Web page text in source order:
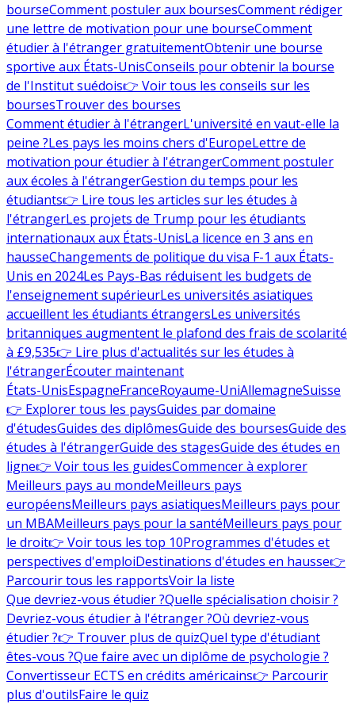
bourseComment postuler aux boursesComment rédiger
une lettre de motivation pour une bourseComment
étudier à l'étranger gratuitementObtenir une bourse
sportive aux États-UnisConseils pour obtenir la bourse
de l'Institut suédois👉 Voir tous les conseils sur les
boursesTrouver des bourses
Comment étudier à l'étrangerL'université en vaut-elle la
peine ?Les pays les moins chers d'EuropeLettre de
motivation pour étudier à l'étrangerComment postuler
aux écoles à l'étrangerGestion du temps pour les
étudiants👉 Lire tous les articles sur les études à
l'étrangerLes projets de Trump pour les étudiants
internationaux aux États-UnisLa licence en 3 ans en
hausseChangements de politique du visa F-1 aux États-
Unis en 2024Les Pays-Bas réduisent les budgets de
l'enseignement supérieurLes universités asiatiques
accueillent les étudiants étrangersLes universités
britanniques augmentent le plafond des frais de scolarité
à £9,535👉 Lire plus d'actualités sur les études à
l'étrangerÉcouter maintenant
États-UnisEspagneFranceRoyaume-UniAllemagneSuisse
👉 Explorer tous les paysGuides par domaine
d'étudesGuides des diplômesGuide des boursesGuide des
études à l'étrangerGuide des stagesGuide des études en
ligne👉 Voir tous les guidesCommencer à explorer
Meilleurs pays au mondeMeilleurs pays
européensMeilleurs pays asiatiquesMeilleurs pays pour
un MBAMeilleurs pays pour la santéMeilleurs pays pour
le droit👉 Voir tous les top 10Programmes d'études et
perspectives d'emploiDestinations d'études en hausse👉
Parcourir tous les rapportsVoir la liste
Que devriez-vous étudier ?Quelle spécialisation choisir ?
Devriez-vous étudier à l'étranger ?Où devriez-vous
étudier ?👉 Trouver plus de quizQuel type d'étudiant
êtes-vous ?Que faire avec un diplôme de psychologie ?
Convertisseur ECTS en crédits américains👉 Parcourir
plus d'outilsFaire le quiz